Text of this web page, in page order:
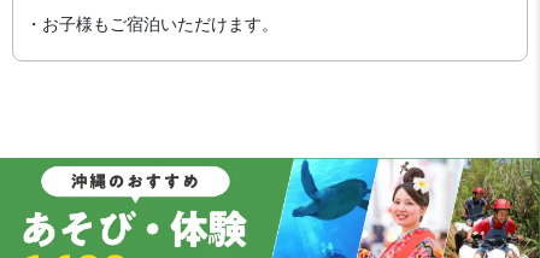
・お子様もご宿泊いただけます。